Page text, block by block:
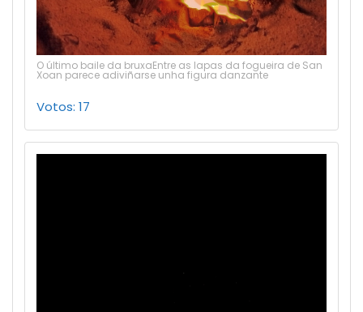
O último baile da bruxaEntre as lapas da fogueira de San
Xoan parece adiviñarse unha figura danzante
Votos: 17